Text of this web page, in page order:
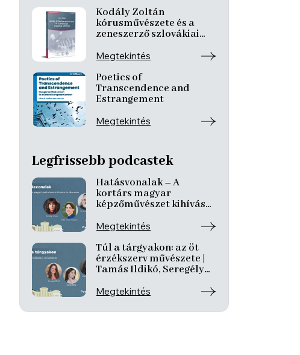
Kodály Zoltán
kórusművészete és a
zeneszerző szlovákiai
Megtekintés
Poetics of
Transcendence and
Estrangement
Megtekintés
Legfrissebb podcastek
Hatásvonalak – A
kortárs magyar
képzőművészet kihívásai
László Koppány, Reining
Megtekintés
Túl a tárgyakon: az öt
érzékszerv művészete |
Tamás Ildikó, Seregély
Megtekintés